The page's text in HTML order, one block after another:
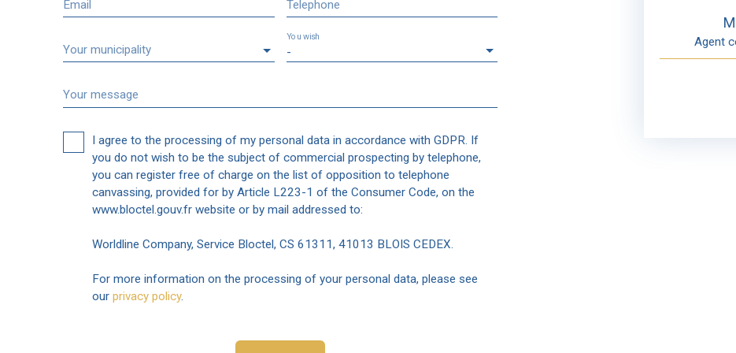
Email Telephone
Your municipality -
You wish
Your message
I agree to the processing of my personal data in accordance with GDPR. If
you do not wish to be the subject of commercial prospecting by telephone,
you can register free of charge on the list of opposition to telephone
canvassing, provided for by Article L223-1 of the Consumer Code, on the
www.bloctel.gouv.fr website or by mail addressed to:
Worldline Company, Service Bloctel, CS 61311, 41013 BLOIS CEDEX.
For more information on the processing of your personal data, please see
our privacy policy.
Agent